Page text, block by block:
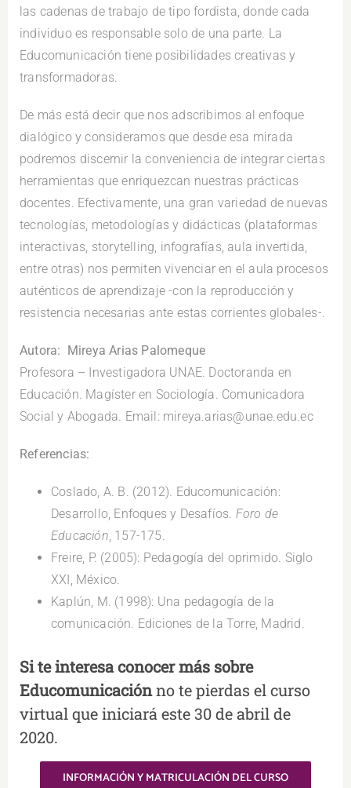
las cadenas de trabajo de tipo fordista, donde cada
individuo es responsable solo de una parte. La
Educomunicación tiene posibilidades creativas y
transformadoras.
De más está decir que nos adscribimos al enfoque
dialógico y consideramos que desde esa mirada
podremos discernir la conveniencia de integrar ciertas
herramientas que enriquezcan nuestras prácticas
docentes. Efectivamente, una gran variedad de nuevas
tecnologías, metodologías y didácticas (plataformas
interactivas, storytelling, infografías, aula invertida,
entre otras) nos permiten vivenciar en el aula procesos
auténticos de aprendizaje -con la reproducción y
resistencia necesarias ante estas corrientes globales-.
Autora: Mireya Arias Palomeque
Profesora – Investigadora UNAE. Doctoranda en
Educación. Magíster en Sociología. Comunicadora
Social y Abogada. Email: mireya.arias@unae.edu.ec
Referencias:
Coslado, A. B. (2012). Educomunicación:
Desarrollo, Enfoques y Desafíos. Foro de
Educación, 157-175.
Freire, P. (2005): Pedagogía del oprimido. Siglo
XXI, México.
Kaplún, M. (1998): Una pedagogía de la
comunicación. Ediciones de la Torre, Madrid.
Si te interesa conocer más sobre
Educomunicaciónno te pierdas el curso
virtual que iniciará este 30 de abril de
2020.
INFORMACIÓN Y MATRICULACIÓN DEL CURSO